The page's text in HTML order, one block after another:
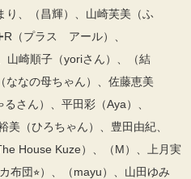
、（昌輝）、山崎芙美（ふ
（プラス アール）、
山崎順子（yoriさん）、（結
ななの母ちゃん）、佐藤恵美
さん）、平田彩（Aya）、
美（ひろちゃん）、豊田由紀、
House Kuze）、（M）、上月実
布団⭐︎）、（mayu）、山田ゆみ